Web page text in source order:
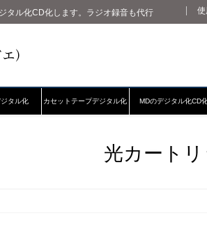
タル化CD化します。ラジオ録音も代行
タル化 カセットテープデジタル化 MDのデジタル化CD
光カート